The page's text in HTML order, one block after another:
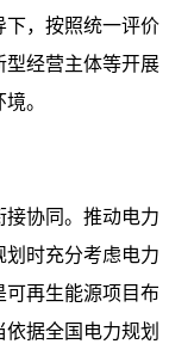
下，按照统一评价
型经营主体等开展
。
协同。推动电力
时充分考虑电力
再生能源项目布
据全国电力规划